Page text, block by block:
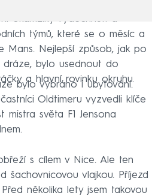
okamžiky vydechnutí a
týmů, které se o měsíc a
Mans. Nejlepší způsob, jak po
dráze, bylo usednout do
a hlavní rovinku okruhu.
bylo vybráno i ubytování.
Oldtimeru vyzvedli klíče
světa F1 Jensona
s cílem v Nice. Ale ten
šachovnicovou vlajkou. Příjezd
několika lety jsem takovou